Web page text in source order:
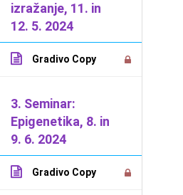
izražanje, 11. in
12. 5. 2024
Gradivo Copy
3. Seminar:
Epigenetika, 8. in
9. 6. 2024
Gradivo Copy
2026 Dejan Jarič -Splošni